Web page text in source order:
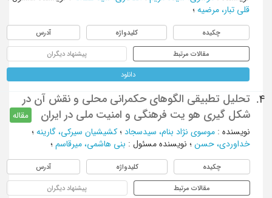
قلی تبار، مرضیه؛
چکیده کلیدواژه آدرس
مقالات مرتبط پیشنهاد دیگران
دانلود
4.
تحلیل تطبیقی الگوهای حکمرانی محلی و نقش آن در
شکل گیری هو یت فرهنگی و امنیت ملی در ایران
مقاله
نویسنده: موسوی نژاد بنام، سیدسجاد؛ کشیشیان سیرکی، گارینه؛
خداوردی، حسن؛ نویسنده مسئول : بنی‌ هاشمی، میرقاسم؛
چکیده کلیدواژه آدرس
مقالات مرتبط پیشنهاد دیگران